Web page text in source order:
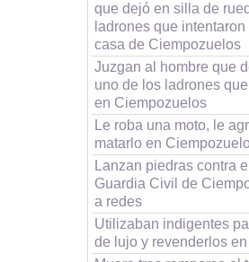
que dejó en silla de
ladrones que
casa de Ciempozuelos
Juzgan al hombre que
uno de los ladrones
en Ciempozuelos
Le roba una moto, le
matarlo en
Lanzan piedras contra
Guardia Civil de
a redes
Utilizaban indigentes
de lujo y revenderlos